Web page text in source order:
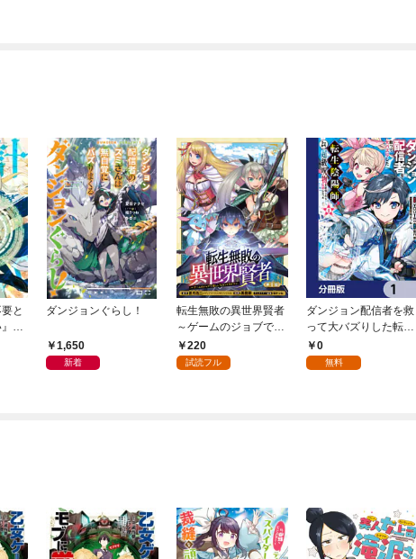
と
の
追
ジ
ダンジョンぐらし！
1,650
新着
転生無敗の異世界賢者
～ゲームのジョブで楽
しいセカンドライフ～
(話売り) #1
220
試読フル
ダンジョン配信者を救
って大バズりした転生
陰陽師、うっかり超級
呪物を配信したら伝説
0
無料